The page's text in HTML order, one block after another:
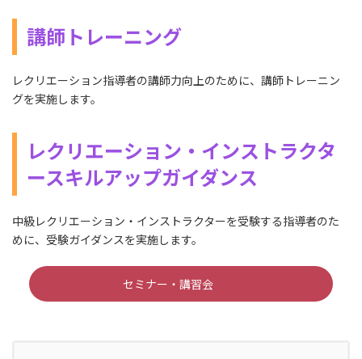
講師トレーニング
レクリエーション指導者の講師力向上のために、講師トレーニン
グを実施します。
レクリエーション・インストラクタ
ースキルアップガイダンス
中級レクリエーション・インストラクターを受験する指導者のた
めに、受験ガイダンスを実施します。
セミナー・講習会